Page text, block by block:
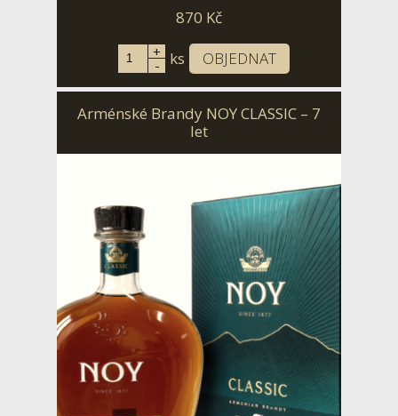
870 Kč
+
- ks OBJEDNAT
Arménské Brandy NOY CLASSIC – 7
let